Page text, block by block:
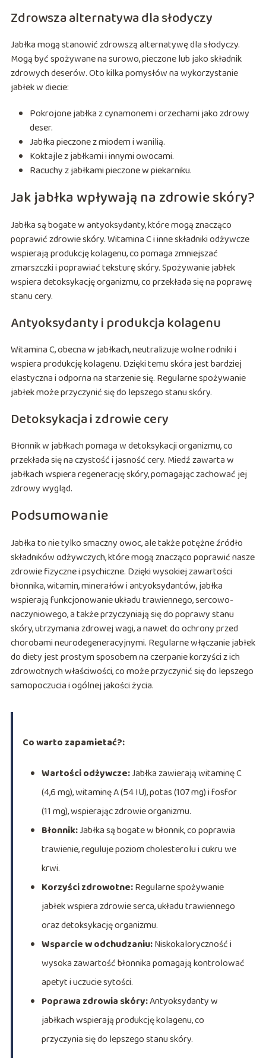
Zdrowsza alternatywa dla słodyczy
Jabłka mogą stanowić zdrowszą alternatywę dla słodyczy.
Mogą być spożywane na surowo, pieczone lub jako składnik
zdrowych deserów. Oto kilka pomysłów na wykorzystanie
jabłek w diecie:
Pokrojone jabłka z cynamonem i orzechami jako zdrowy
deser.
Jabłka pieczone z miodem i wanilią.
Koktajle z jabłkami i innymi owocami.
Racuchy z jabłkami pieczone w piekarniku.
Jak jabłka wpływają na zdrowie skóry?
Jabłka są bogate w antyoksydanty, które mogą znacząco
poprawić zdrowie skóry. Witamina C i inne składniki odżywcze
wspierają produkcję kolagenu, co pomaga zmniejszać
zmarszczki i poprawiać teksturę skóry. Spożywanie jabłek
wspiera detoksykację organizmu, co przekłada się na poprawę
stanu cery.
Antyoksydanty i produkcja kolagenu
Witamina C, obecna w jabłkach, neutralizuje wolne rodniki i
wspiera produkcję kolagenu. Dzięki temu skóra jest bardziej
elastyczna i odporna na starzenie się. Regularne spożywanie
jabłek może przyczynić się do lepszego stanu skóry.
Detoksykacja i zdrowie cery
Błonnik w jabłkach pomaga w detoksykacji organizmu, co
przekłada się na czystość i jasność cery. Miedź zawarta w
jabłkach wspiera regenerację skóry, pomagając zachować jej
zdrowy wygląd.
Podsumowanie
Jabłka to nie tylko smaczny owoc, ale także potężne źródło
składników odżywczych, które mogą znacząco poprawić nasze
zdrowie fizyczne i psychiczne. Dzięki wysokiej zawartości
błonnika, witamin, minerałów i antyoksydantów, jabłka
wspierają funkcjonowanie układu trawiennego, sercowo-
naczyniowego, a także przyczyniają się do poprawy stanu
skóry, utrzymania zdrowej wagi, a nawet do ochrony przed
chorobami neurodegeneracyjnymi. Regularne włączanie jabłek
do diety jest prostym sposobem na czerpanie korzyści z ich
zdrowotnych właściwości, co może przyczynić się do lepszego
samopoczucia i ogólnej jakości życia.
Co warto zapamietać?:
Wartości odżywcze:Jabłka zawierają witaminę C
(4,6 mg), witaminę A (54 IU), potas (107 mg) i fosfor
(11 mg), wspierając zdrowie organizmu.
Błonnik:Jabłka są bogate w błonnik, co poprawia
trawienie, reguluje poziom cholesterolu i cukru we
krwi.
Korzyści zdrowotne:Regularne spożywanie
jabłek wspiera zdrowie serca, układu trawiennego
oraz detoksykację organizmu.
Wsparcie w odchudzaniu:Niskokaloryczność i
wysoka zawartość błonnika pomagają kontrolować
apetyt i uczucie sytości.
Poprawa zdrowia skóry:Antyoksydanty w
jabłkach wspierają produkcję kolagenu, co
przyczynia się do lepszego stanu skóry.